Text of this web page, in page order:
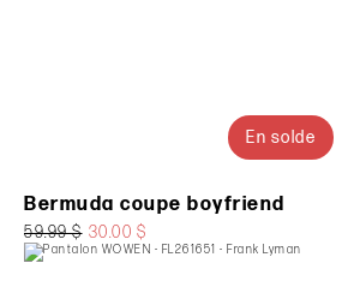
En solde
Bermuda coupe boyfriend
59.99 $ 30.00 $